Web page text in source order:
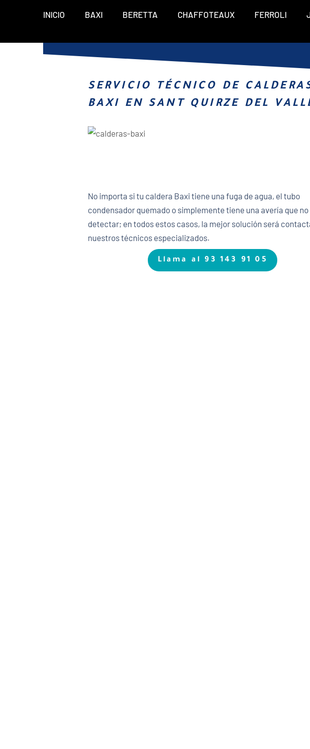
INICIO BAXI BERETTA CHAFFOTEAUX FERROLI
SERVICIO TÉCNICO DE
BAXI EN SANT QUIRZE DEL
No importa si tu caldera Baxi tiene una fuga de agua, el tubo
condensador quemado o simplemente tiene una avería que
detectar; en todos estos casos, la mejor solución será
nuestros técnicos especializados.
Llama al 93 143 91 05